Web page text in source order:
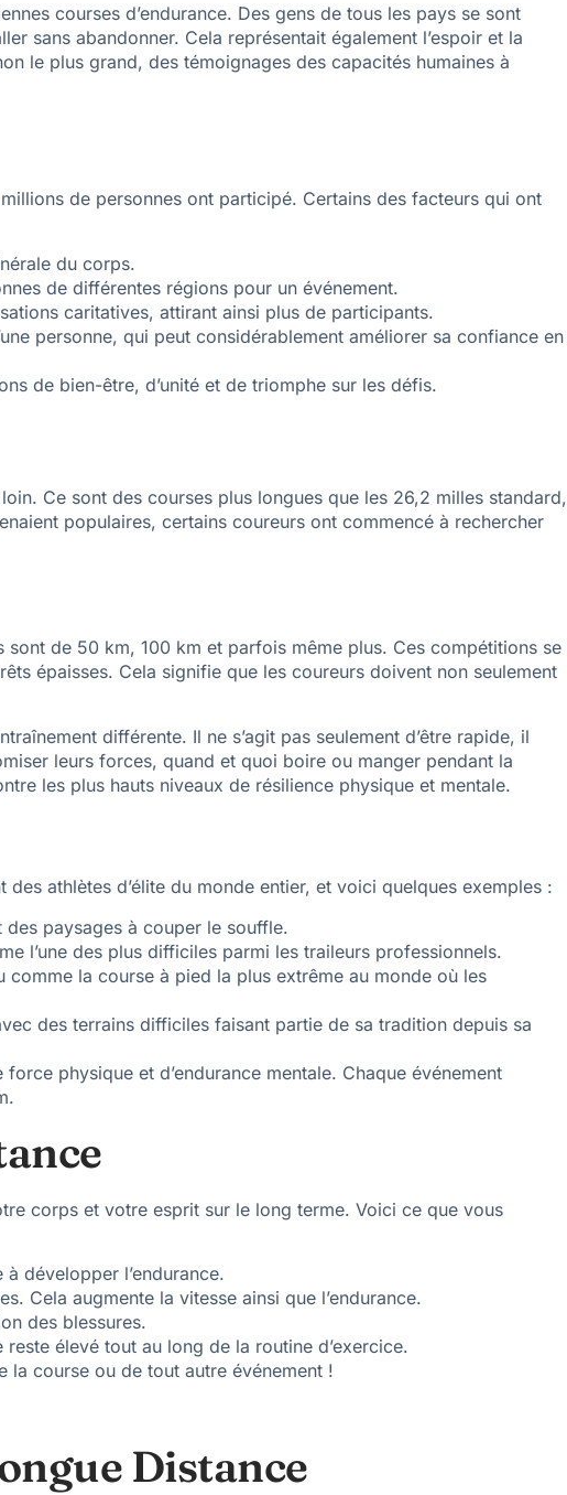
courses d’endurance. Des gens de tous les pays se sont
sans abandonner. Cela représentait également l’espoir et la
le plus grand, des témoignages des capacités humaines à
de personnes ont participé. Certains des facteurs qui ont
du corps.
de différentes régions pour un événement.
caritatives, attirant ainsi plus de participants.
personne, qui peut considérablement améliorer sa confiance en
de bien-être, d’unité et de triomphe sur les défis.
Ce sont des courses plus longues que les 26,2 milles standard,
populaires, certains coureurs ont commencé à rechercher
sont de 50 km, 100 km et parfois même plus. Ces compétitions se
épaisses. Cela signifie que les coureurs doivent non seulement
différente. Il ne s’agit pas seulement d’être rapide, il
leurs forces, quand et quoi boire ou manger pendant la
les plus hauts niveaux de résilience physique et mentale.
athlètes d’élite du monde entier, et voici quelques exemples :
paysages à couper le souffle.
l’une des plus difficiles parmi les traileurs professionnels.
comme la course à pied la plus extrême au monde où les
des terrains difficiles faisant partie de sa tradition depuis sa
physique et d’endurance mentale. Chaque événement
corps et votre esprit sur le long terme. Voici ce que vous
développer l’endurance.
Cela augmente la vitesse ainsi que l’endurance.
des blessures.
élevé tout au long de la routine d’exercice.
course ou de tout autre événement !
Distance